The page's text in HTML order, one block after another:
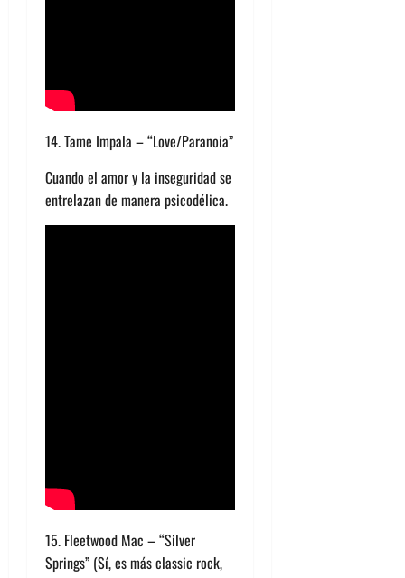
14. Tame Impala – “Love/Paranoia”
Cuando el amor y la inseguridad se
entrelazan de manera psicodélica.
15. Fleetwood Mac – “Silver
Springs” (Sí, es más classic rock,